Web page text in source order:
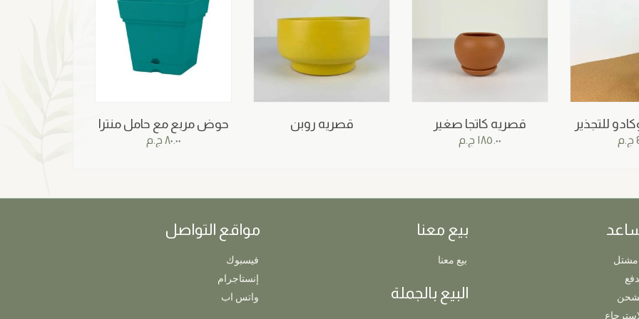
حوض مربع مع حامل منترا
٨٠.٠٠ ج.م
قصريه روبن قصريه كاتجا صغير
١٨٥.٠٠ ج.م
للتجذير
ج.م
مشتل
بيع معنا
بيع معنا
البيع بالجملة
مواقع التواصل
فيسبوك
إنستاجرام
واتس اب